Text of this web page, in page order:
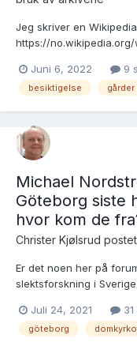
Jeg skriver en
https://
forfattere, forskere og
å oppgi kilder … Jeg
Juni 6, 2022 9
besiktigelse gårder
Michael
Göteborg siste
hvor kom de
Christer Kjølsrud
Er det noen her på
slektsforskning i
1788) og Brita
i Domkyrkoförsamlingen
Juli 24, 2021
göteborg